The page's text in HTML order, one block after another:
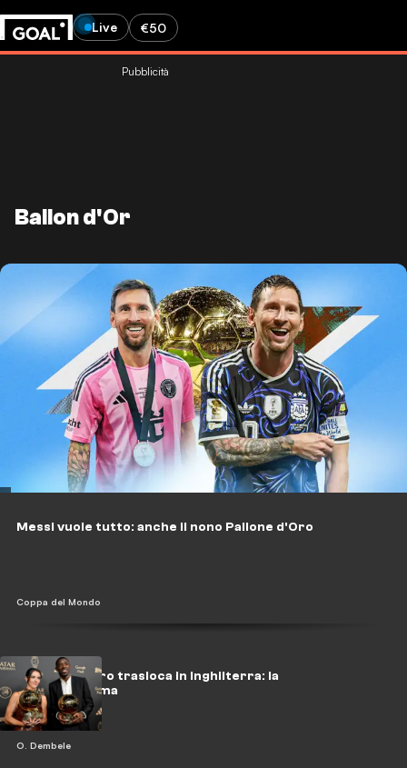
Live €50
Pubblicità
Ballon d'Or
Coppa del Mondo
Messi vuole tutto: anche il nono Pallone d'Oro
O. Dembele
Il Pallone d'Oro trasloca in Inghilterra: la
UEFA conferma